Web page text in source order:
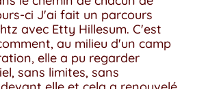
ci J'ai fait un parcours
avec Etty Hillesum. C'est
au milieu d'un camp
elle a pu regarder
sans limites, sans